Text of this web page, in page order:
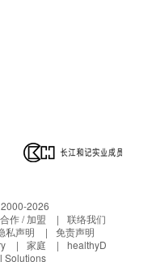
2026
作 / 加盟
联络我们
私声明
免责声明
家庭
healthyD
Solutions